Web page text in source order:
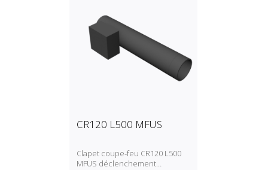
CR120 L500 MFUS
Clapet coupe‑feu CR120 L500
MFUS déclenchement